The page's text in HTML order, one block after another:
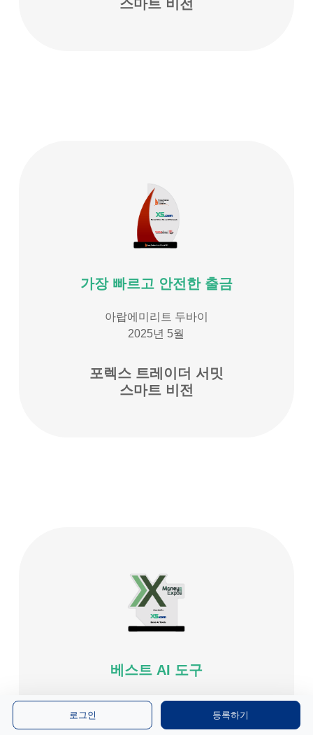
스마트 비전
가장 빠르고 안전한 출금
아랍에미리트 두바이
2025년 5월
포렉스 트레이더 서밋
스마트 비전
베스트 AI 도구
아랍에미레이트 아부다비
로그인 등록하기